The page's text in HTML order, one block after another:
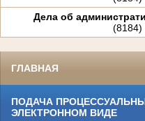
Дела об
(8184)
ГЛАВНАЯ
ПОДАЧА
ЭЛЕКТРОННОМ ВИДЕ